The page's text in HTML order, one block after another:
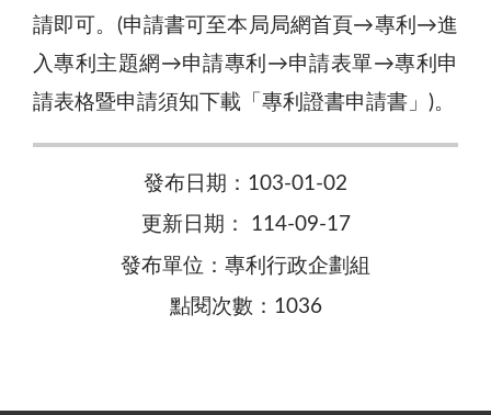
請即可。(申請書可至本局局網首頁→專利→進
入專利主題網→申請專利→申請表單→專利申
請表格暨申請須知下載「專利證書申請書」)。
發布日期：103-01-02
更新日期： 114-09-17
發布單位：專利行政企劃組
點閱次數：1036